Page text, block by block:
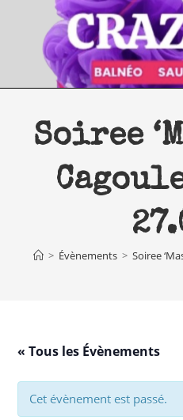
Soiree
> Évènements > Soiree
« Tous les Évènements
Cet évènement est passé.